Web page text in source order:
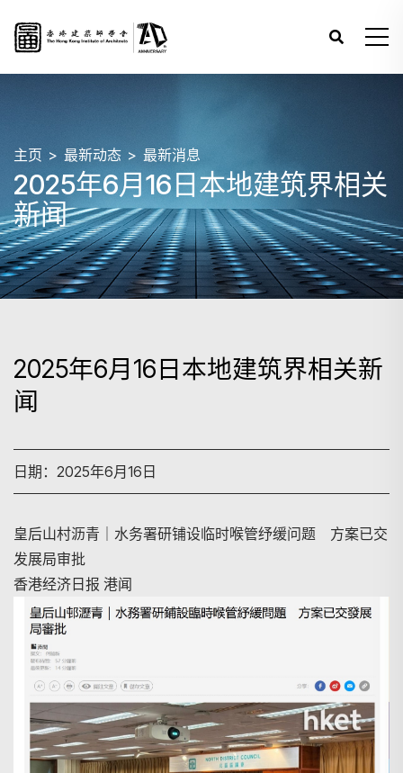
主页 最新动态 最新消息
2025年6月16日本地建筑界相关
新闻
2025年6月16日本地建筑界相关新
闻
日期：2025年6月16日
皇后山村沥青｜水务署研铺设临时喉管纾缓问题 方案已交
发展局审批
香港经济日报 港闻